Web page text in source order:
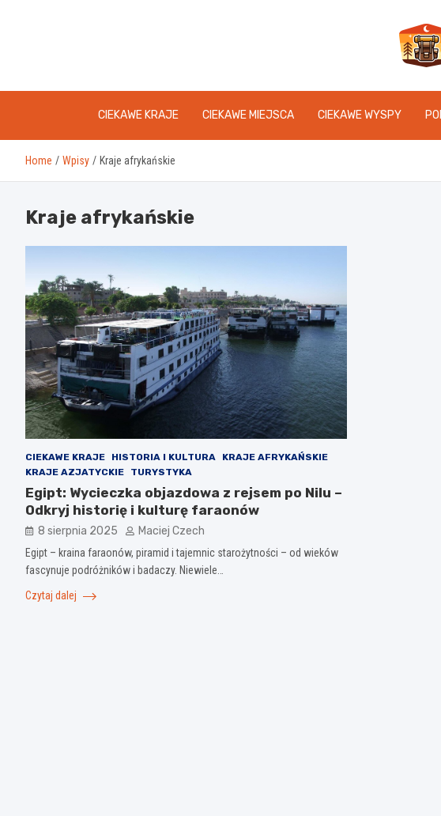
CIEKAWE KRAJE CIEKAWE MIEJSCA CIEKAWE WYSPY
Home Wpisy Kraje afrykańskie
Kraje afrykańskie
CIEKAWE KRAJE HISTORIA I KULTURA
KRAJE AFRYKAŃSKIE
KRAJE AZJATYCKIE
TURYSTYKA
Egipt: Wycieczka objazdowa z rejsem po Nilu –
Odkryj historię i kulturę faraonów
8 sierpnia 2025 Maciej Czech
Egipt – kraina faraonów, piramid i tajemnic starożytności – od wieków
fascynuje podróżników i badaczy. Niewiele…
Czytaj dalej